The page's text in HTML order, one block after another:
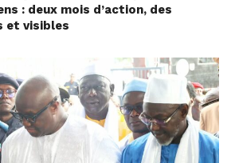
: deux mois d’action, des
et visibles